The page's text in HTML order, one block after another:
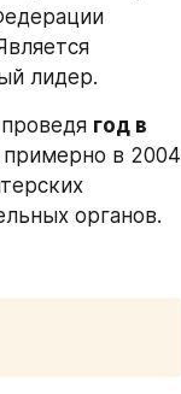
лидер.
год в
примерно в 2004
органов.